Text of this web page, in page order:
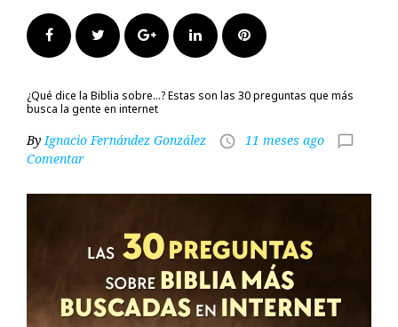
FacebookTwitter Google+LinkedInPinterest
¿Qué dice la Biblia sobre…? Estas son las 30 preguntas que más
busca la gente en internet
ByIgnacio Fernández González access_time 11 meses ago chat_bubble_outline
Comentar